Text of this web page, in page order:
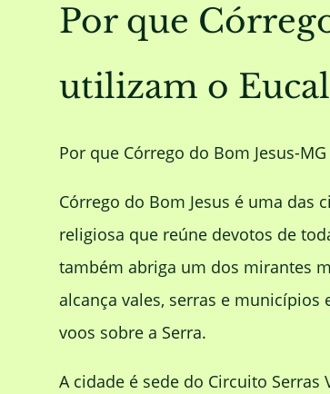
Por que
utilizam o
Por que Córrego do Bom Jesus-
Córrego do Bom Jesus é uma das
religiosa que reúne devotos de
também abriga um dos mirantes
alcança vales, serras e municípios
voos sobre a Serra.
A cidade é sede do Circuito